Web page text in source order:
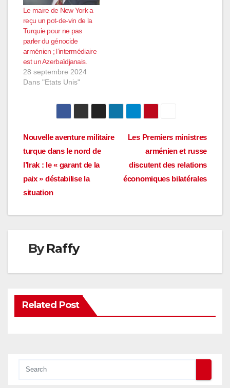
Le maire de New York a
reçu un pot-de-vin de la
Turquie pour ne pas
parler du génocide
arménien ; l’intermédiaire
est un Azerbaïdjanais.
28 septembre 2024
Dans "Etats Unis"
Navigation
de
l’article
Les Premiers ministres
arménien et russe
discutent des relations
économiques bilatérales
Nouvelle aventure militaire
turque dans le nord de
l’Irak : le « garant de la
paix » déstabilise la
situation
ByRaffy
Related Post